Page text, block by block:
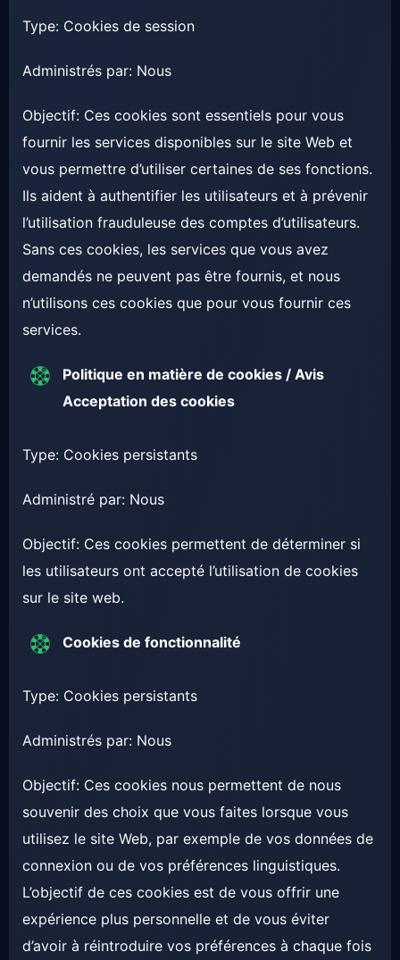
Type: Cookies de session
Administrés par: Nous
Objectif: Ces cookies sont essentiels pour vous
fournir les services disponibles sur le site Web et
vous permettre d’utiliser certaines de ses fonctions.
Ils aident à authentifier les utilisateurs et à prévenir
l’utilisation frauduleuse des comptes d’utilisateurs.
Sans ces cookies, les services que vous avez
demandés ne peuvent pas être fournis, et nous
n’utilisons ces cookies que pour vous fournir ces
services.
Politique en matière de cookies / Avis
Acceptation des cookies
Type: Cookies persistants
Administré par: Nous
Objectif: Ces cookies permettent de déterminer si
les utilisateurs ont accepté l’utilisation de cookies
sur le site web.
Cookies de fonctionnalité
Type: Cookies persistants
Administrés par: Nous
Objectif: Ces cookies nous permettent de nous
souvenir des choix que vous faites lorsque vous
utilisez le site Web, par exemple de vos données de
connexion ou de vos préférences linguistiques.
L’objectif de ces cookies est de vous offrir une
expérience plus personnelle et de vous éviter
d’avoir à réintroduire vos préférences à chaque fois